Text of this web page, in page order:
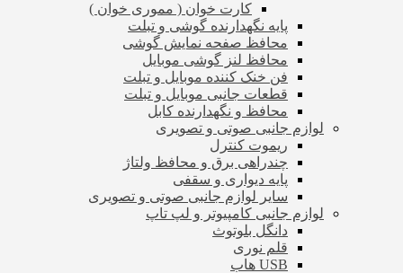
کارت خوان ( مموری خوان )
پایه نگهدارنده گوشی و تبلت
محافظ صفحه نمایش گوشی
محافظ لنز گوشی موبایل
فن خنک کننده موبایل و تبلت
قطعات جانبی موبایل و تبلت
محافظ و نگهدارنده کابل
لوازم جانبی صوتی و تصویری
ریموت کنترل
چندراهی برق و محافظ ولتاژ
پایه دیواری و سقفی
سایر لوازم جانبی صوتی و تصویری
لوازم جانبی کامپیوتر و لپ تاپ
دانگل بلوتوث
قلم نوری
USB هاب